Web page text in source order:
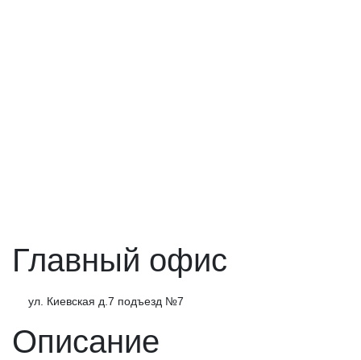
Главный офис
ул. Киевская д.7 подъезд №7
Описание